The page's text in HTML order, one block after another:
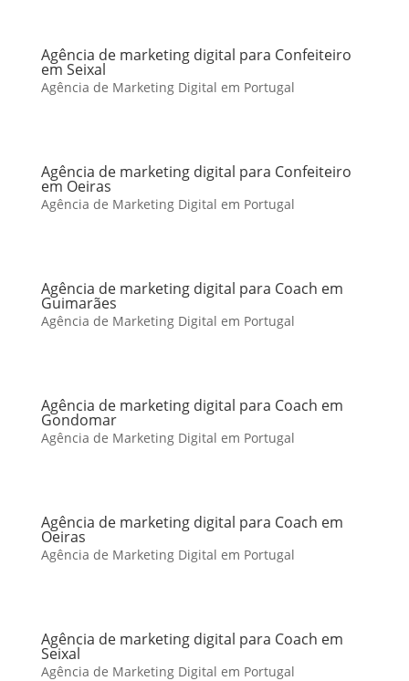
Agência de marketing digital para Confeiteiro
em Seixal
Agência de Marketing Digital em Portugal
Agência de marketing digital para Confeiteiro
em Oeiras
Agência de Marketing Digital em Portugal
Agência de marketing digital para Coach em
Guimarães
Agência de Marketing Digital em Portugal
Agência de marketing digital para Coach em
Gondomar
Agência de Marketing Digital em Portugal
Agência de marketing digital para Coach em
Oeiras
Agência de Marketing Digital em Portugal
Agência de marketing digital para Coach em
Seixal
Agência de Marketing Digital em Portugal